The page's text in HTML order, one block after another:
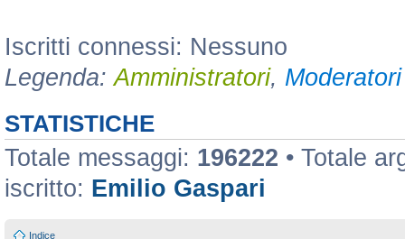
Iscritti connessi: Nessuno
Legenda:Amministratori,
STATISTICHE
Totale messaggi: 196222 • Totale
iscritto: Emilio Gaspari
Indice